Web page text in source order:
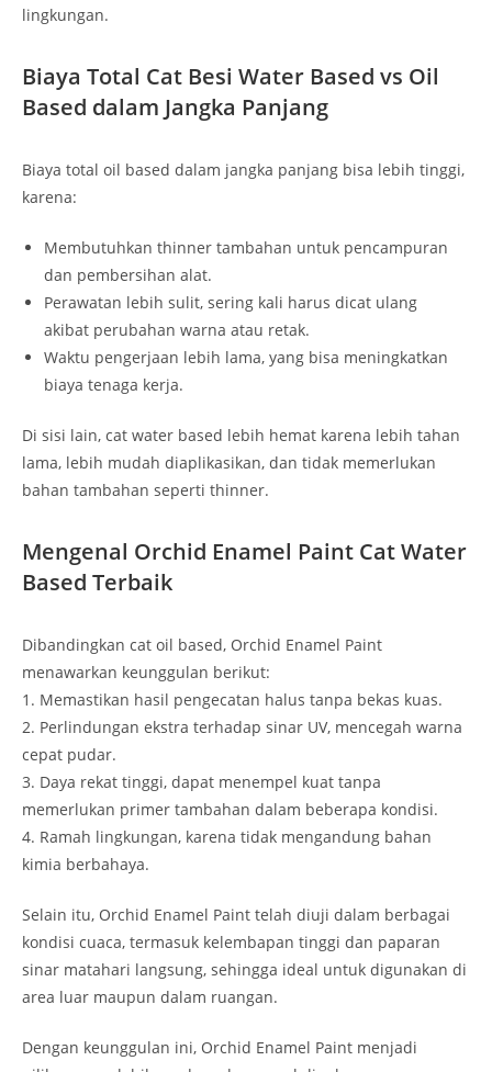
lingkungan.
Biaya Total Cat Besi Water Based vs Oil
Based dalam Jangka Panjang
Biaya total oil based dalam jangka panjang bisa lebih tinggi,
karena:
Membutuhkan thinner tambahan untuk pencampuran
dan pembersihan alat.
Perawatan lebih sulit, sering kali harus dicat ulang
akibat perubahan warna atau retak.
Waktu pengerjaan lebih lama, yang bisa meningkatkan
biaya tenaga kerja.
Di sisi lain, cat water based lebih hemat karena lebih tahan
lama, lebih mudah diaplikasikan, dan tidak memerlukan
bahan tambahan seperti thinner.
Mengenal Orchid Enamel Paint Cat Water
Based Terbaik
Dibandingkan cat oil based, Orchid Enamel Paint
menawarkan keunggulan berikut:
1. Memastikan hasil pengecatan halus tanpa bekas kuas.
2. Perlindungan ekstra terhadap sinar UV, mencegah warna
cepat pudar.
3. Daya rekat tinggi, dapat menempel kuat tanpa
memerlukan primer tambahan dalam beberapa kondisi.
4. Ramah lingkungan, karena tidak mengandung bahan
kimia berbahaya.
Selain itu, Orchid Enamel Paint telah diuji dalam berbagai
kondisi cuaca, termasuk kelembapan tinggi dan paparan
sinar matahari langsung, sehingga ideal untuk digunakan di
area luar maupun dalam ruangan.
Dengan keunggulan ini, Orchid Enamel Paint menjadi